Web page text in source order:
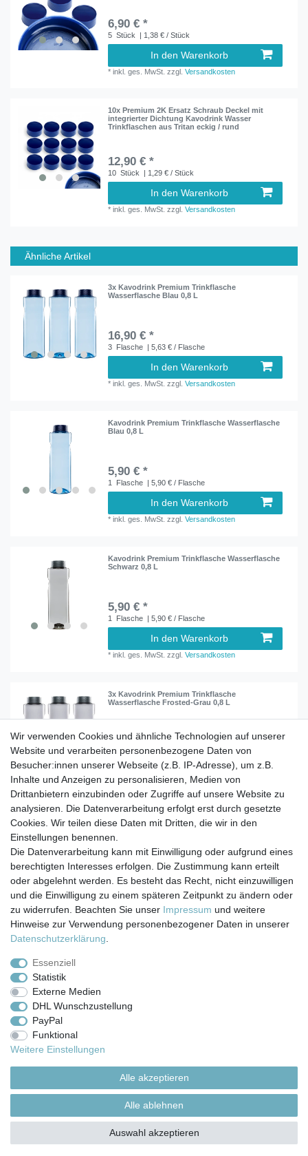
6,90 € *
5 Stück | 1,38 € / Stück
In den Warenkorb
*inkl. ges. MwSt. zzgl.Versandkosten
10x Premium 2K Ersatz Schraub Deckel mit
integrierter Dichtung Kavodrink Wasser
Trinkflaschen aus Tritan eckig / rund
12,90 € *
10 Stück | 1,29 € / Stück
In den Warenkorb
*inkl. ges. MwSt. zzgl.Versandkosten
Ähnliche Artikel
3x Kavodrink Premium Trinkflasche
Wasserflasche Blau 0,8 L
16,90 € *
3 Flasche | 5,63 € / Flasche
In den Warenkorb
*inkl. ges. MwSt. zzgl.Versandkosten
Kavodrink Premium Trinkflasche Wasserflasche
Blau 0,8 L
5,90 € *
1 Flasche | 5,90 € / Flasche
In den Warenkorb
*inkl. ges. MwSt. zzgl.Versandkosten
Kavodrink Premium Trinkflasche Wasserflasche
Schwarz 0,8 L
5,90 € *
1 Flasche | 5,90 € / Flasche
In den Warenkorb
*inkl. ges. MwSt. zzgl.Versandkosten
3x Kavodrink Premium Trinkflasche
Wasserflasche Frosted-Grau 0,8 L
19,90 € *
3 Flasche | 6,63 € / Flasche
In den Warenkorb
*inkl. ges. MwSt. zzgl. Versandkosten
Impressum Daten­schutz­erklärung AGB
Barrierefreiheitserklärung Widerrufs­recht
Versand- & Zahlungsbedingungen
Wir verwenden Cookies und ähnliche Technologien auf unserer
Website und verarbeiten personenbezogene Daten von
Besucher:innen unserer Webseite (z.B. IP-Adresse), um z.B.
Inhalte und Anzeigen zu personalisieren, Medien von
Drittanbietern einzubinden oder Zugriffe auf unsere Website zu
analysieren. Die Datenverarbeitung erfolgt erst durch gesetzte
Cookies. Wir teilen diese Daten mit Dritten, die wir in den
Einstellungen benennen.
Die Datenverarbeitung kann mit Einwilligung oder aufgrund eines
berechtigten Interesses erfolgen. Die Zustimmung kann erteilt
oder abgelehnt werden. Es besteht das Recht, nicht einzuwilligen
und die Einwilligung zu einem späteren Zeitpunkt zu ändern oder
zu widerrufen. Beachten Sie unser Impressum und weitere
Hinweise zur Verwendung personenbezogener Daten in unserer
Daten­schutz­erklärung
Essenziell
Statistik
Externe Medien
DHL Wunschzustellung
PayPal
Funktional
Weitere Einstellungen
Alle akzeptieren
Alle ablehnen
Auswahl akzeptieren